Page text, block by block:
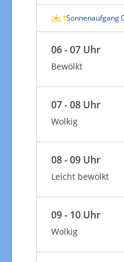
Sonnenaufgang
06 - 07 Uhr
Bewölkt
07 - 08 Uhr
Wolkig
08 - 09 Uhr
Leicht bewölkt
09 - 10 Uhr
Wolkig